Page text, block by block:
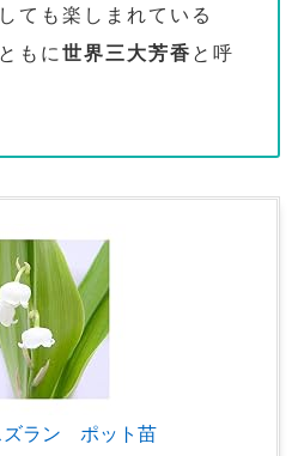
ても楽しまれている
もに 世界三大芳香 と呼
ズラン ポット苗